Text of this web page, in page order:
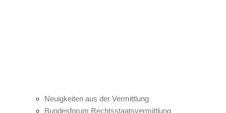
Neuigkeiten aus der Vermittlung
Bundesforum Rechtsstaatsvermittlung